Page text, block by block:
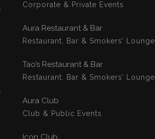
Corporate & Private Events
Aura Restaurant & Bar
Restaurant, Bar & Smokers’ Lounge
Tao’s Restaurant & Bar
Restaurant, Bar & Smokers’ Lounge
Aura Club
Club & Public Events
Icon Club